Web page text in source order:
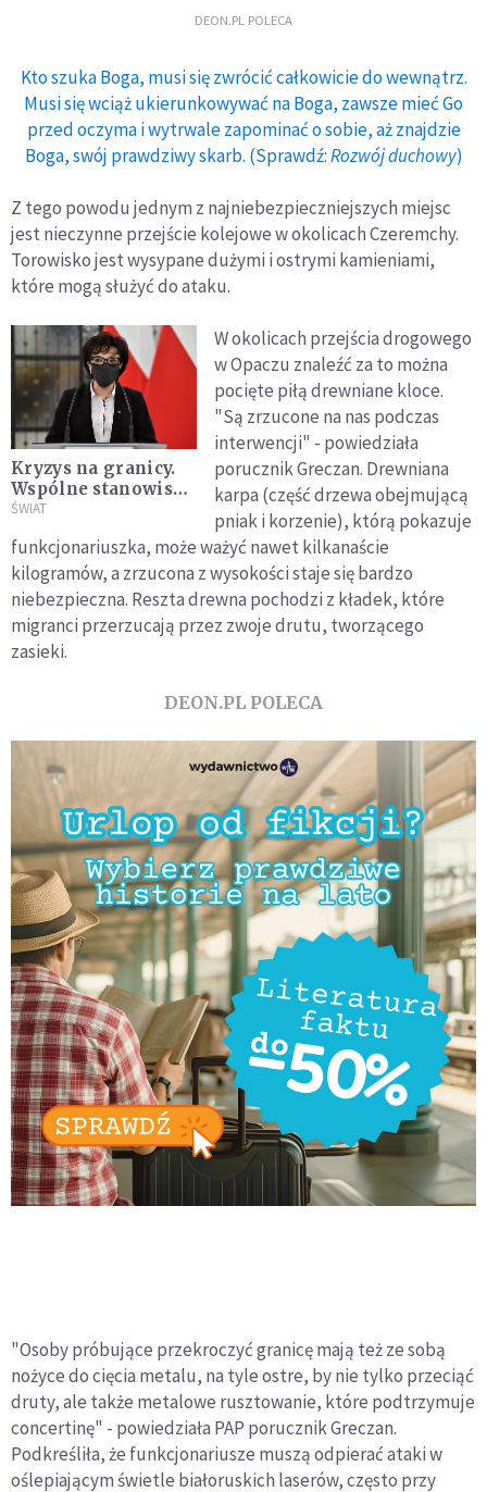
DEON.PL POLECA
Kto szuka Boga, musi się zwrócić całkowicie do wewnątrz.
Musi się wciąż ukierunkowywać na Boga, zawsze mieć Go
przed oczyma i wytrwale zapominać o sobie, aż znajdzie
Boga, swój prawdziwy skarb. (Sprawdź:Rozwój duchowy)
Z tego powodu jednym z najniebezpieczniejszych miejsc
jest nieczynne przejście kolejowe w okolicach Czeremchy.
Torowisko jest wysypane dużymi i ostrymi kamieniami,
które mogą służyć do ataku.
Kryzys na granicy.
Wspólne stanowisko
szefów
Polski, Litwy, Łotwy
i Estonii
ŚWIAT
W okolicach przejścia drogowego
w Opaczu znaleźć za to można
pocięte piłą drewniane kloce.
"Są zrzucone na nas podczas
interwencji" - powiedziała
porucznik Greczan. Drewniana
karpa (część drzewa obejmującą
pniak i korzenie), którą pokazuje
funkcjonariuszka, może ważyć nawet kilkanaście
kilogramów, a zrzucona z wysokości staje się bardzo
niebezpieczna. Reszta drewna pochodzi z kładek, które
migranci przerzucają przez zwoje drutu, tworzącego
zasieki.
DEON.PL POLECA
"Osoby próbujące przekroczyć granicę mają też ze sobą
nożyce do cięcia metalu, na tyle ostre, by nie tylko przeciąć
druty, ale także metalowe rusztowanie, które podtrzymuje
concertinę" - powiedziała PAP porucznik Greczan.
Podkreśliła, że funkcjonariusze muszą odpierać ataki w
oślepiającym świetle białoruskich laserów, często przy